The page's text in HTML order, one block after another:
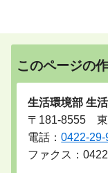
このページの
生活環境部 生
〒181-8555 東
電話：0422-29-
ファクス：